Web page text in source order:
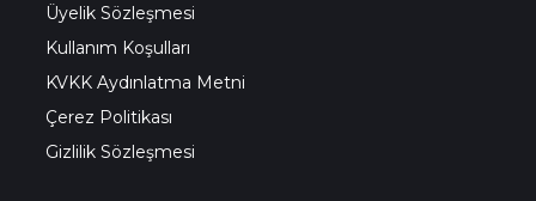
Çanakkale Konut Projeleri
Çankırı Konut Projeleri
Üyelik Sözleşmesi
Kullanım Koşulları
KVKK Aydınlatma Metni
Çerez Politikası
Gizlilik Sözleşmesi